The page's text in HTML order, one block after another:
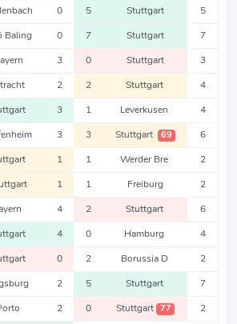
0 5 Stuttgart 5
Baling 0 7 Stuttgart 7
3 0 Stuttgart 3
2 2 Stuttgart 4
3 1 Leverkusen 4
3 3 Stuttgart 69 6
1 1 Werder Bre 2
1 1 Freiburg 2
4 2 Stuttgart 6
4 0 Hamburg 4
0 2 Borussia D 2
2 5 Stuttgart 7
2 0 Stuttgart 77 2